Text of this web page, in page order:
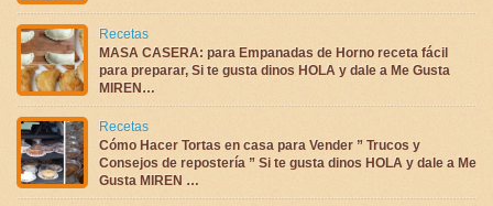
Recetas
MASA CASERA: para Empanadas de Horno receta fácil
para preparar, Si te gusta dinos HOLA y dale a Me Gusta
MIREN…
Recetas
Cómo Hacer Tortas en casa para Vender ” Trucos y
Consejos de repostería ” Si te gusta dinos HOLA y dale a Me
Gusta MIREN …